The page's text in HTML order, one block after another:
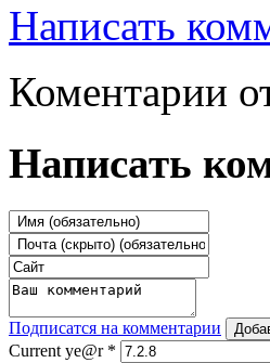
Написать
Коментарии
Написать
Подписатся на комментарии
Current ye@r *